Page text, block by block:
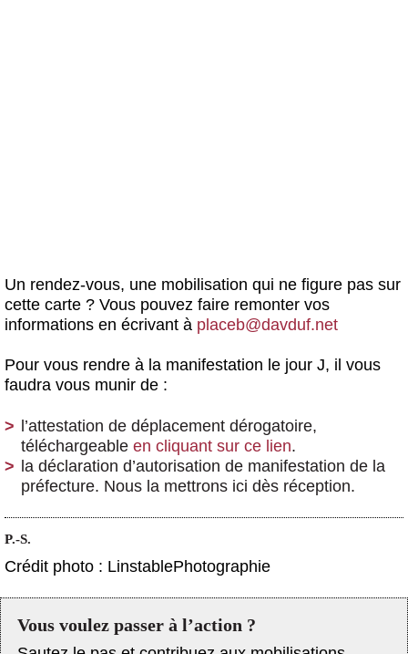
Un rendez-vous, une mobilisation qui ne figure pas sur
cette carte ? Vous pouvez faire remonter vos
informations en écrivant à placeb@davduf.net
Pour vous rendre à la manifestation le jour J, il vous
faudra vous munir de :
l’attestation de déplacement dérogatoire,
téléchargeable en cliquant sur ce lien.
la déclaration d’autorisation de manifestation de la
préfecture. Nous la mettrons ici dès réception.
P.-S.
Crédit photo : LinstablePhotographie
Vous voulez passer à l’action ?